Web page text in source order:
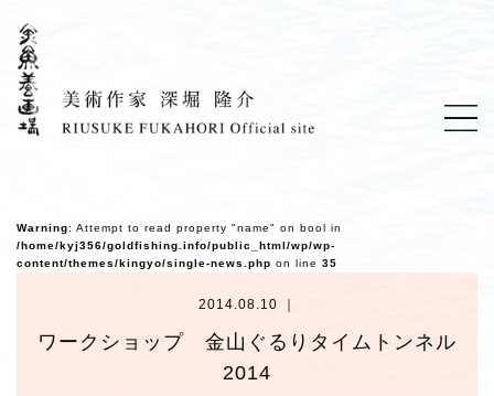
Warning: Attempt to read property "name" on bool in
/home/kyj356/goldfishing.info/public_html/wp/wp-
content/themes/kingyo/single-news.php on line 35
2014.08.10 ｜
ワークショップ 金山ぐるりタイムトンネル
2014